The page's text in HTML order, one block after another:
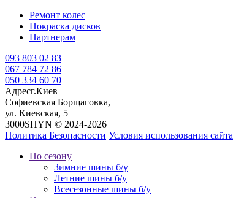
Ремонт колес
Покраска дисков
Партнерам
093 803 02 83
067 784 72 86
050 334 60 70
Адресг.Киев
Софиевская Борщаговка,
ул. Киевская, 5
3000SHYN © 2024-2026
Политика Безопасности Условия использования сайта
По сезону
Зимние шины б/у
Летние шины б/у
Всесезонные шины б/у